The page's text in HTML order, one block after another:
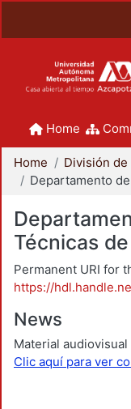
Home
Home
Técnicas
Permanent URI for
https://
News
Material audiovisual
Clic aquí para ver